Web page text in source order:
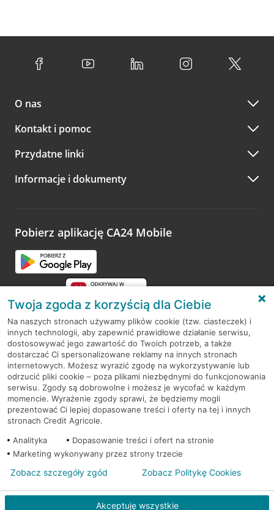
O nas
Kontakt i pomoc
Przydatne linki
Informacje i dokumenty
Pobierz aplikację CA24 Mobile
RODO
Regulamin serwisu
Mapa serwisu
PolitykaCookies
© 2026 Credit Agricole Bank Polska S.A. Wszelkie prawa zastrzeżone
Twoja zgoda z korzyścią dla Ciebie
Na naszych stronach używamy plików cookie (tzw. ciasteczek) i
innych technologii, aby zapewnić prawidłowe działanie serwisu,
dostosowywać jego zawartość do Twoich potrzeb, a także
dostarczać Ci spersonalizowane reklamy na innych stronach
internetowych. Możesz wyrazić zgodę na wykorzystywanie lub
odrzucić pliki cookie – poza plikami niezbędnymi do funkcjonowania
serwisu. Zgody są dobrowolne i możesz je wycofać w każdym
momencie. Wyrażenie zgody sprawi, że będziemy mogli
prezentować Ci lepiej dopasowane treści i oferty na tej i innych
stronach Credit Agricole.
Analityka
Dopasowanie treści i ofert na stronie
Marketing wykonywany przez strony trzecie
Akceptuję wszystkie
Zobacz szczegóły zgód Zobacz Politykę Cookies